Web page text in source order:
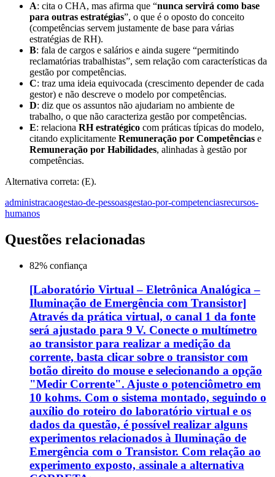
A: cita o CHA, mas afirma que “nunca servirá como base
para outras estratégias”, o que é o oposto do conceito
(competências servem justamente de base para várias
estratégias de RH).
B: fala de cargos e salários e ainda sugere “permitindo
reclamatórias trabalhistas”, sem relação com características da
gestão por competências.
C: traz uma ideia equivocada (crescimento depender de cada
gestor) e não descreve o modelo por competências.
D: diz que os assuntos não ajudariam no ambiente de
trabalho, o que não caracteriza gestão por competências.
E: relaciona RH estratégico com práticas típicas do modelo,
citando explicitamente Remuneração por Competências e
Remuneração por Habilidades, alinhadas à gestão por
competências.
Alternativa correta: (E).
administracaogestao-de-pessoasgestao-por-competenciasrecursos-
humanos
Questões relacionadas
82% confiança
[Laboratório Virtual – Eletrônica Analógica –
Iluminação de Emergência com Transistor]
Através da prática virtual, o canal 1 da fonte
será ajustado para 9 V. Conecte o multímetro
ao transistor para realizar a medição da
corrente, basta clicar sobre o transistor com
botão direito do mouse e selecionando a opção
"Medir Corrente". Ajuste o potenciômetro em
10 kohms. Com o sistema montado, seguindo o
auxílio do roteiro do laboratório virtual e os
dados da questão, é possível realizar alguns
experimentos relacionados à Iluminação de
Emergência com o Transistor. Com relação ao
experimento exposto, assinale a alternativa